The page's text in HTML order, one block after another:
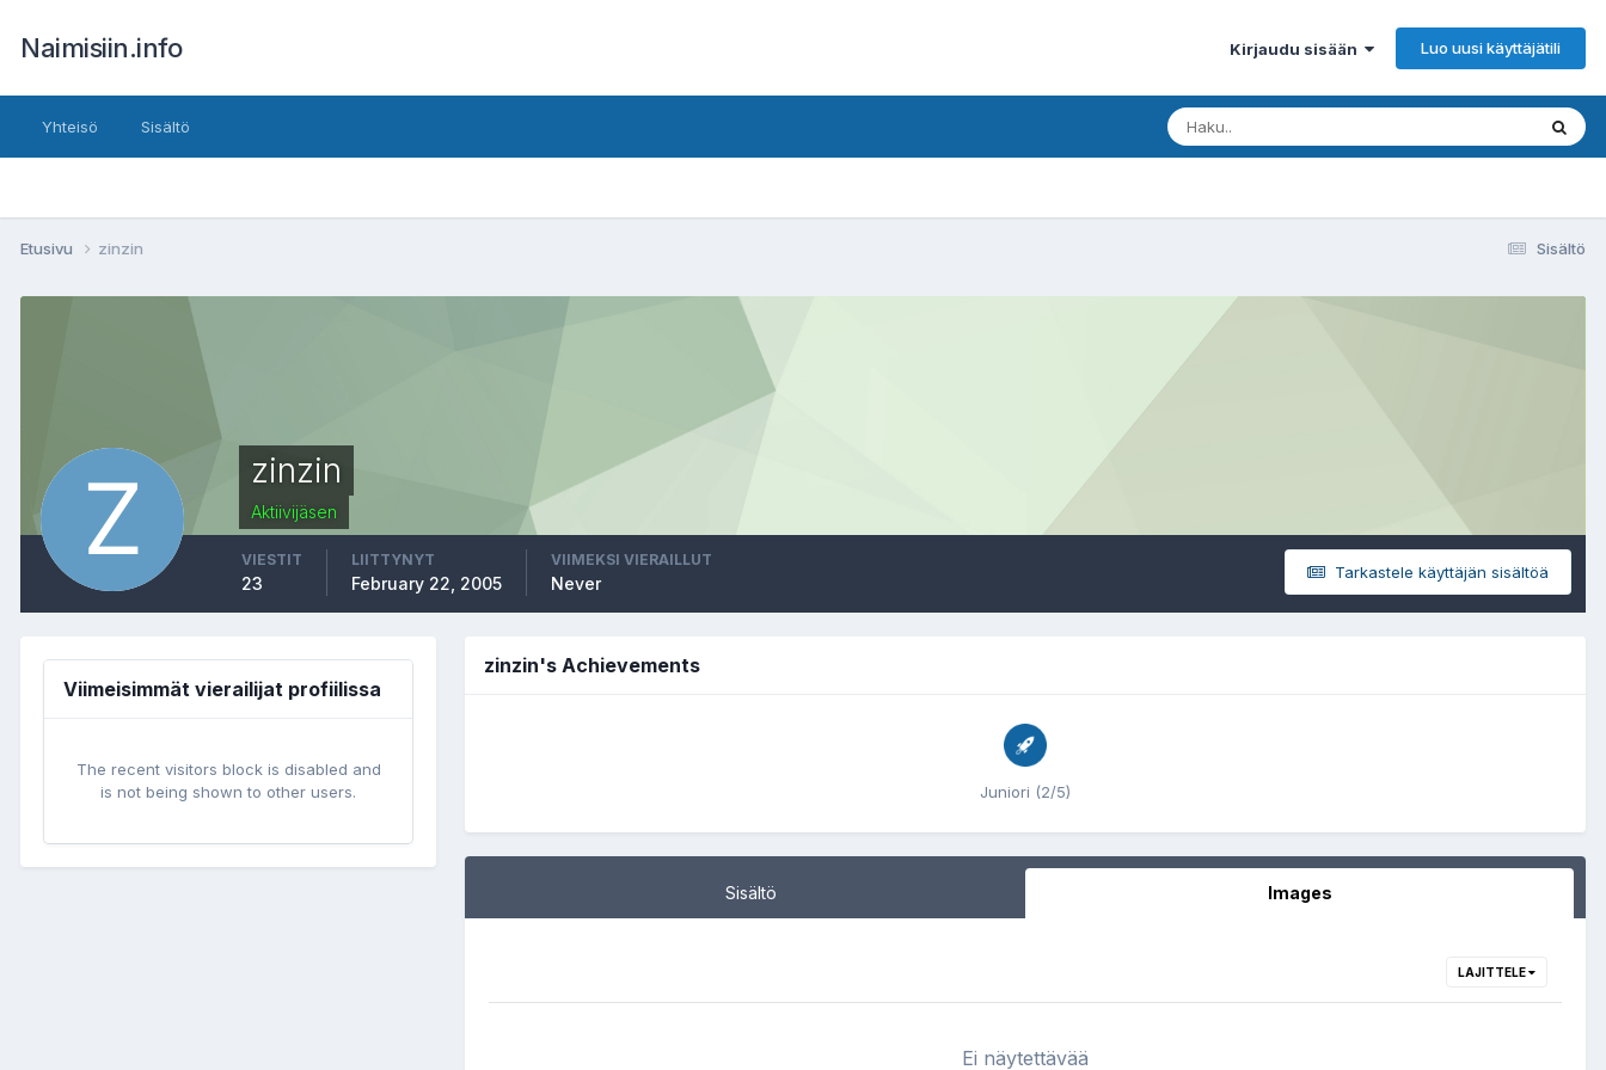
Naimisiin.info Kirjaudu sisään Luo uusi käyttäjätili
Yhteisö Sisältö
Sisältö
Etusivu zinzin
zinzin
Aktiivijäsen
Tarkastele käyttäjän sisältöä
VIESTIT
23
LIITTYNYT
February 22, 2005
VIIMEKSI VIERAILLUT
Never
Viimeisimmät vierailijat profiilissa
The recent visitors block is disabled and
is not being shown to other users.
zinzin's Achievements
Juniori (2/5)
Sisältö Images
LAJITTELE
Ei näytettävää